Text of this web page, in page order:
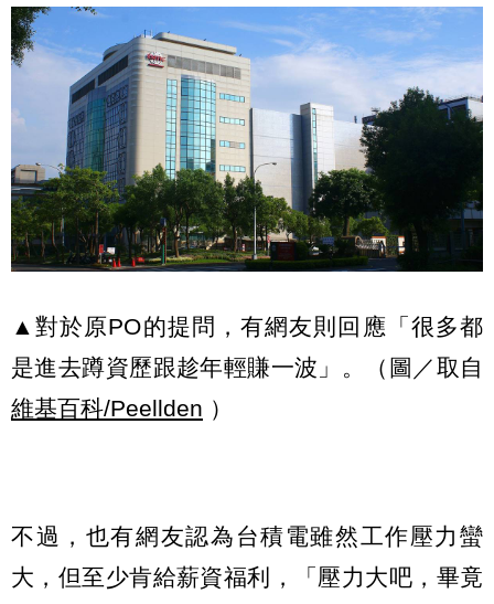
▲對於原PO的提問，有網友則回應「很多都
是進去蹲資歷跟趁年輕賺一波」。（圖／取自
維基百科/Peellden ）
不過，也有網友認為台積電雖然工作壓力蠻
大，但至少肯給薪資福利，「壓力大吧，畢竟